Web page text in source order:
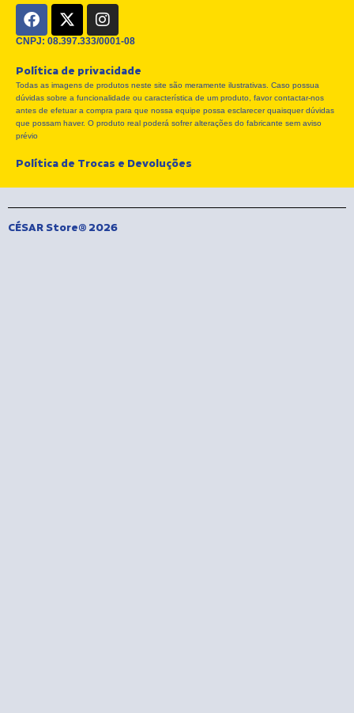
F
a
c
b
o
o
k
X
-
t
i
t
t
e
I
n
s
a
g
r
a
CNPJ: 08.397.333/0001-08
Política de privacidade
Todas as imagens de produtos neste site são meramente ilustrativas. Caso possua
dúvidas sobre a funcionalidade ou característica de um produto, favor contactar-nos
antes de efetuar a compra para que nossa equipe possa esclarecer quaisquer dúvidas
que possam haver. O produto real poderá sofrer alterações do fabricante sem aviso
prévio
Política de Trocas e Devoluções
CÉSAR Store® 2026